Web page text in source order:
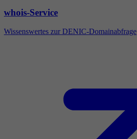
whois-Service
Wissenswertes zur DENIC-Domainabfrage